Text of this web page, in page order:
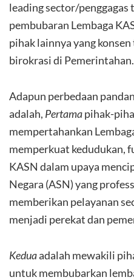
leading sector/penggagas
pembubaran Lembaga
pihak lainnya yang
birokrasi di Pemerintahan.
Adapun perbedaan
adalah, Pertamapihak-
mempertahankan
memperkuat kedudukan,
KASN dalam upaya
Negara (ASN) yang
memberikan pelayanan
menjadi perekat dan
Keduaadalah mewakili
untuk membubarkan